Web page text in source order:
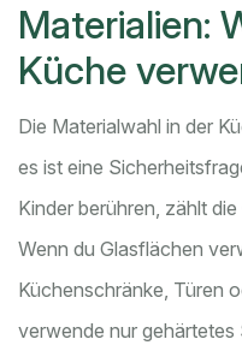
Materialien:
Küche
Die Materialwahl in der
es ist eine
Kinder berühren, zählt
Wenn du Glasflächen
Küchenschränke, Türen
verwende nur gehärtetes